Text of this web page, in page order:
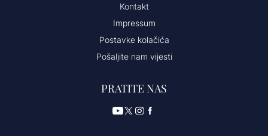
Kontakt
Impressum
Postavke kolačića
Pošaljite nam vijesti
PRATITE NAS